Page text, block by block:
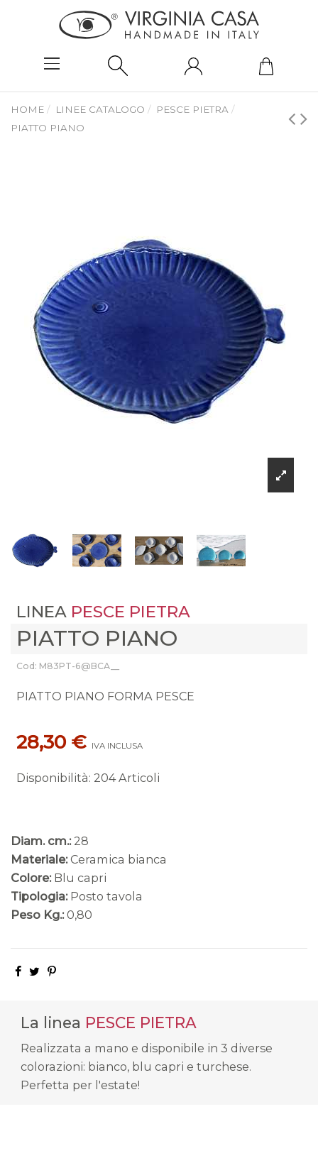
HOME LINEE CATALOGO
PESCE PIETRA
PIATTO PIANO
LINEA PESCE PIETRA
PIATTO PIANO
Cod: M83PT-6@BCA__
PIATTO PIANO FORMA PESCE
28,30 € IVA INCLUSA
Disponibilità: 204 Articoli
Diam. cm.: 28
Materiale: Ceramica bianca
Colore: Blu capri
Tipologia: Posto tavola
Peso Kg.: 0,80
La linea PESCE PIETRA
Realizzata a mano e disponibile in 3 diverse
colorazioni: bianco, blu capri e turchese.
Perfetta per l'estate!